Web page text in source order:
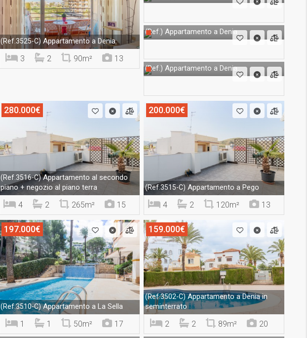
(Ref.3525-C) Appartamento a Denia
3 2 90m² 13
(Ref.) Appartamento a Denia
(Ref.) Appartamento a Denia
280.000€
(Ref.3516-C)Appartamento al secondo
piano + negozio al piano terra
4 2 265m² 15
200.000€
(Ref.3515-C) Appartamento a Pego
4 2 120m² 13
197.000€
(Ref.3510-C)Appartamento a La Sella
1 1 50m² 17
159.000€
(Ref.3502-C)Appartamento a Denia in
seminterrato
2 2 89m² 20